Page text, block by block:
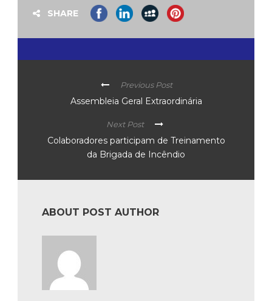
SHARE
Previous Post
Assembleia Geral Extraordinária
Next Post
Colaboradores participam de Treinamento
da Brigada de Incêndio
ABOUT POST AUTHOR